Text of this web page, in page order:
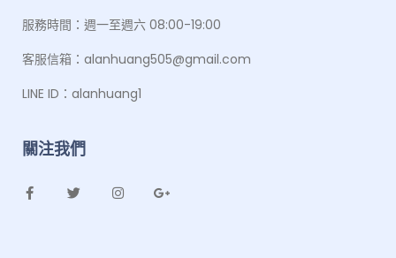
服務時間：週一至週六 08:00-19:00
客服信箱：alanhuang505@gmail.com
LINE ID：alanhuang1
關注我們